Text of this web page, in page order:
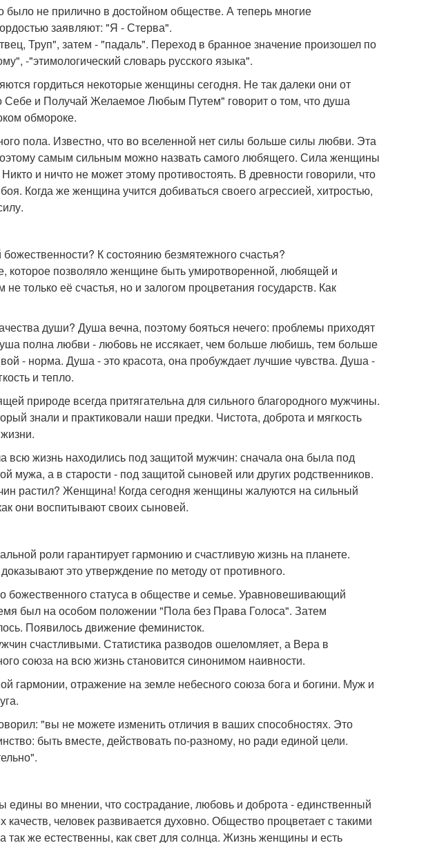
было не прилично в достойном обществе. А теперь многие
заявляют: "Я - Стерва".
Труп", затем - "падаль". Переход в бранное значение произошел по
-"этимологический словарь русского языка".
гордиться некоторые женщины сегодня. Не так далеки они от
Себе и Получай Желаемое Любым Путем" говорит о том, что душа
обмороке.
пола. Известно, что во вселенной нет силы больше силы любви. Эта
самым сильным можно назвать самого любящего. Сила женщины
и ничто не может этому противостоять. В древности говорили, что
Когда же женщина учится добиваться своего агрессией, хитростью,
К состоянию безмятежного счастья?
которое позволяло женщине быть умиротворенной, любящей и
только её счастья, но и залогом процветания государств. Как
души? Душа вечна, поэтому бояться нечего: проблемы приходят
полна любви - любовь не иссякает, чем больше любишь, тем больше
- норма. Душа - это красота, она пробуждает лучшие чувства. Душа -
и тепло.
природе всегда притягательна для сильного благородного мужчины.
знали и практиковали наши предки. Чистота, доброта и мягкость
всю жизнь находились под защитой мужчин: сначала она была под
мужа, а в старости - под защитой сыновей или других родственников.
растил? Женщина! Когда сегодня женщины жалуются на сильный
они воспитывают своих сыновей.
роли гарантирует гармонию и счастливую жизнь на планете.
это утверждение по методу от противного.
божественного статуса в обществе и семье. Уравновешивающий
был на особом положении "Пола без Права Голоса". Затем
Появилось движение феминисток.
счастливыми. Статистика разводов ошеломляет, а Вера в
союза на всю жизнь становится синонимом наивности.
гармонии, отражение на земле небесного союза бога и богини. Муж и
"вы не можете изменить отличия в ваших способностях. Это
быть вместе, действовать по-разному, но ради единой цели.
во мнении, что сострадание, любовь и доброта - единственный
человек развивается духовно. Общество процветает с такими
же естественны, как свет для солнца. Жизнь женщины и есть